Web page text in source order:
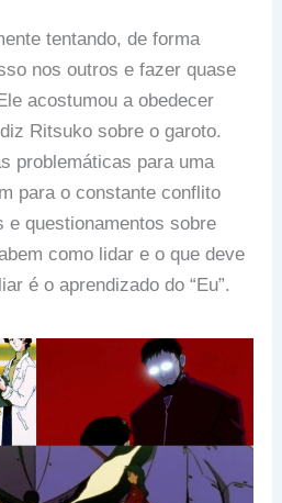
tentando, de forma
nos outros e fazer quase
acostumou a obedecer
Ritsuko sobre o garoto.
problemáticas para uma
para o constante conflito
e questionamentos sobre
como lidar e o que deve
é o aprendizado do “Eu”.